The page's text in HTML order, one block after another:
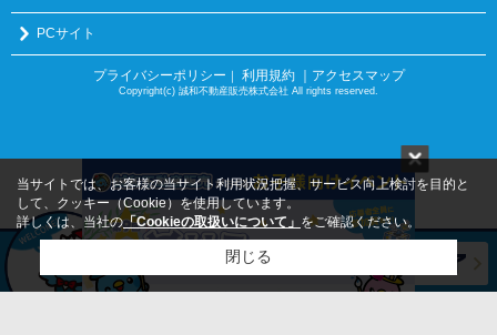
PCサイト
プライバシーポリシー ｜ 利用規約 ｜アクセスマップ
Copyright(c) 誠和不動産販売株式会社 All rights reserved.
当サイトでは、お客様の当サイト利用状況把握、サービス向上検討を目的と
して、クッキー（Cookie）を使用しています。
詳しくは、当社の「Cookieの取扱いについて」 をご確認ください。
閉じる